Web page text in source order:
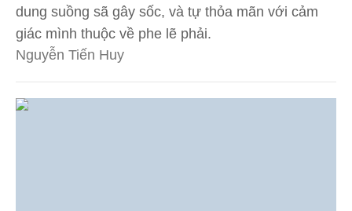
dung suồng sã gây sốc, và tự thỏa mãn với cảm
giác mình thuộc về phe lẽ phải.
Nguyễn Tiến Huy